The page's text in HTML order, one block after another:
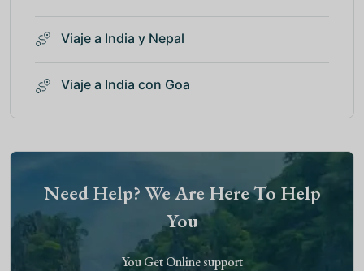
Viaje a India y Nepal
Viaje a India con Goa
Need Help? We Are Here To Help
You
You Get Online support